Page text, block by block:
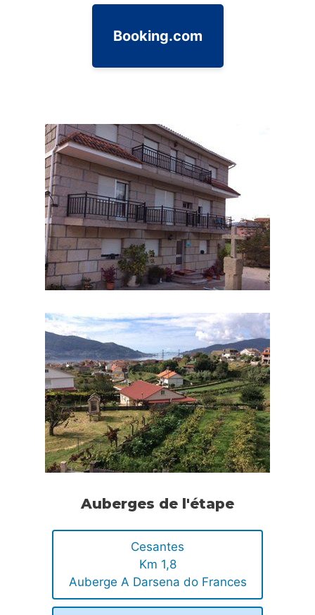
Booking.com
Auberges de l'étape
Cesantes
Km 1,8
Auberge A Darsena do Frances